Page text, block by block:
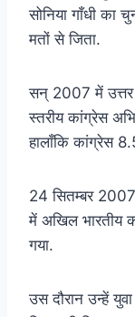
सोनिया गाँधी का
मतों से जिता.
सन् 2007 में
स्तरीय कांग्रेस
हालाँकि कांग्रेस
24 सितम्बर
में अखिल भारतीय
गया.
उस दौरान उन्हें